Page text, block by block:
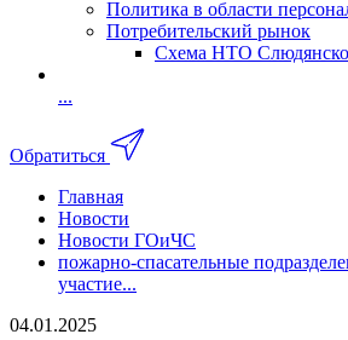
Политика в области
Потребительский рынок
Схема НТО
...
Обратиться
Главная
Новости
Новости ГОиЧС
пожарно-спасательные
участие...
04.01.2025